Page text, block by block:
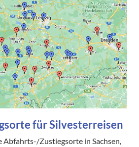
für Silvesterreisen
Zustiegsorte in Sachsen,